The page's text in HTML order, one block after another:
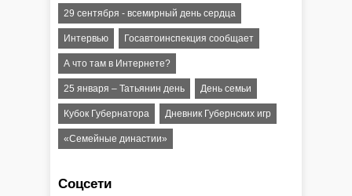
29 сентября - всемирный день сердца
Интервью Госавтоинспекция сообщает
А что там в Интернете?
25 января – Татьянин день День семьи
Кубок Губернатора Дневник Губернских игр
«Семейные династии»
Соцсети